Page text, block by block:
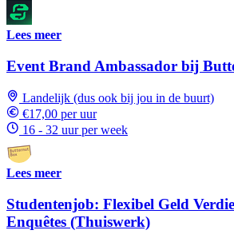
Lees meer
Event Brand Ambassador bij
Landelijk (dus ook bij jou in de buurt)
€17,00 per uur
16 - 32 uur per week
Lees meer
Studentenjob: Flexibel Geld
Enquêtes (Thuiswerk)